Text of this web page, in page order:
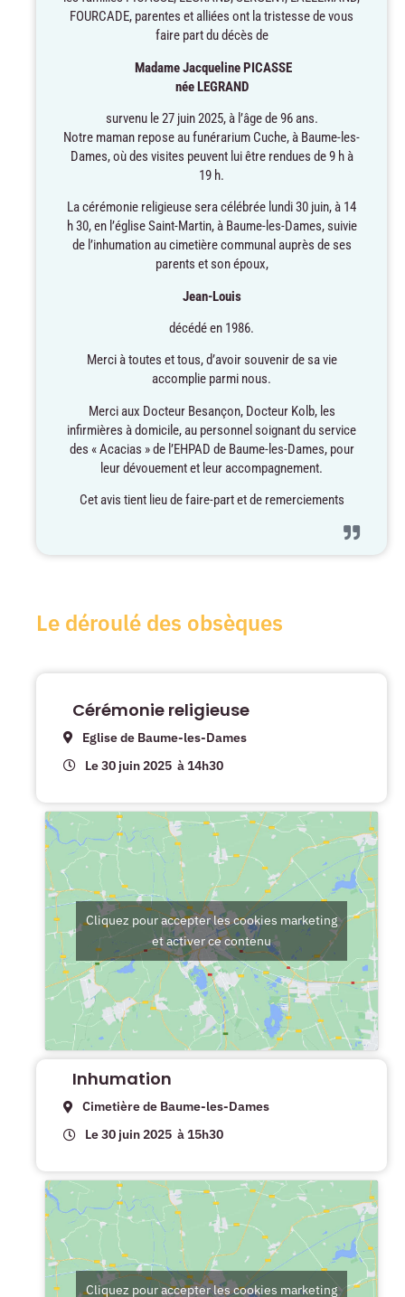
FOURCADE, parentes et alliées ont la tristesse de vous
faire part du décès de
Madame Jacqueline PICASSE
née LEGRAND
survenu le 27 juin 2025, à l’âge de 96 ans.
Notre maman repose au funérarium Cuche, à Baume-les-
Dames, où des visites peuvent lui être rendues de 9 h à
19 h.
La cérémonie religieuse sera célébrée lundi 30 juin, à 14
h 30, en l’église Saint-Martin, à Baume-les-Dames, suivie
de l’inhumation au cimetière communal auprès de ses
parents et son époux,
Jean-Louis
décédé en 1986.
Merci à toutes et tous, d’avoir souvenir de sa vie
accomplie parmi nous.
Merci aux Docteur Besançon, Docteur Kolb, les
infirmières à domicile, au personnel soignant du service
des « Acacias » de l’EHPAD de Baume-les-Dames, pour
leur dévouement et leur accompagnement.
Cet avis tient lieu de faire-part et de remerciements
Le déroulé des obsèques
Cérémonie religieuse
Eglise de Baume-les-Dames
Le 30 juin 2025 à 14h30
Cliquez pour accepter les cookies marketing
et activer ce contenu
Inhumation
Cimetière de Baume-les-Dames
Le 30 juin 2025 à 15h30
Cliquez pour accepter les cookies marketing